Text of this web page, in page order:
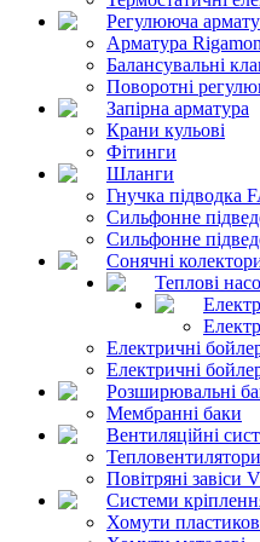
Регулююча
Арматура
Балансувальні
Поворотні
Запірна арматура
Крани кульові
Фітинги
Шланги
Гнучка підводка
Сильфонне
Сильфонне
Сонячні
Теплові
Електричні
Електричні
Розширювальні
Мембранні баки
Вентиляційні
Повітряні завіси
Системи
Хомути